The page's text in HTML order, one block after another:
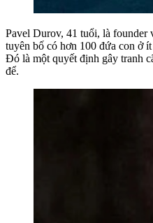
Pavel Durov, 41 tuổi, là founder
tuyên bố có hơn 100 đứa con ở
Đó là một quyết định gây tranh
để.